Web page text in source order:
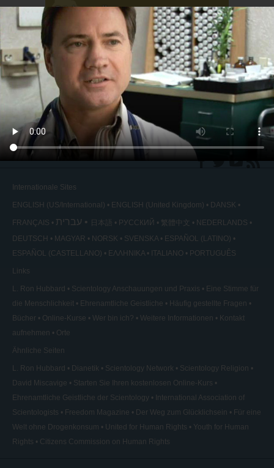
Südamerika
Nordamerika
Internationale Sites
ENGLISH (US/International) ENGLISH (United Kingdom) DANSK
FRANÇAIS עברית 日本語 РУССКИЙ 繁體中文
NEDERLANDS
DEUTSCH
MAGYAR NORSK SVENSKA
ESPAÑOL (LATINO)
ESPAÑOL (CASTELLANO)
ΕΛΛΗΝΙΚA ITALIANO PORTUGUÊS
Links
L. Ron Hubbard Scientology Anschauungen und Praxis
Eine Stimme für
die Menschlichkeit
Ehrenamtliche Geistliche
Häufig gestellte Fragen
Bücher
Online-Kurse Wer bin ich? Weitere Informationen
Kontakt
aufnehmen
Orte
Ähnliche Seiten
L. Ron Hubbard Dianetik Scientology Network
Scientology Religion
David Miscavige
Starten Sie Ihren kostenlosen Online-Kurs
Ehrenamtliche Geistliche der Scientology
International Association of
Scientologists
Freedom Magazine Der Weg zum Glücklichsein
Für eine
Welt ohne Drogenkonsum
United for Human Rights
Youth for Human
Rights
Citizens Commission on Human Rights